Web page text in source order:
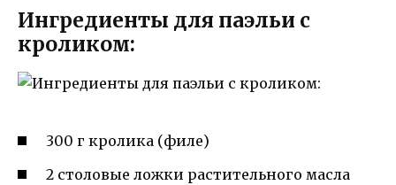
Ингредиенты для паэльи с
кроликом:
300 г кролика (филе)
2 столовые ложки растительного масла